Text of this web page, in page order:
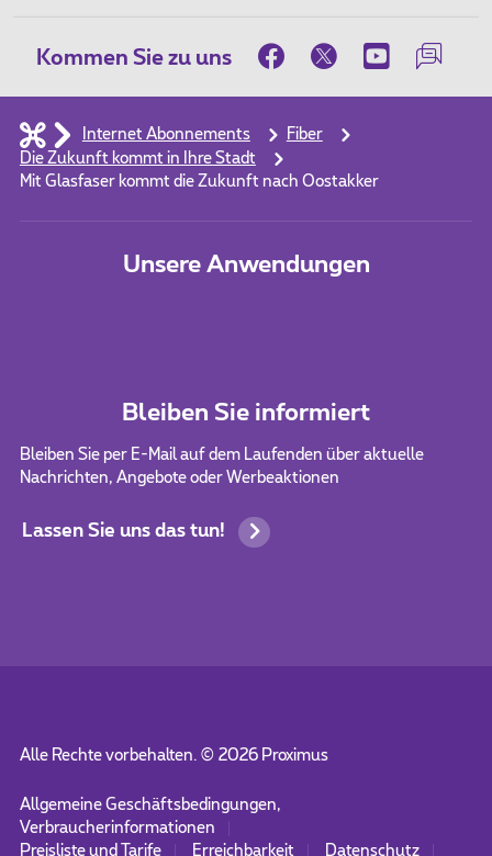
Kommen Sie zu uns
Internet Abonnements
Fiber
Die Zukunft kommt in Ihre Stadt
Mit Glasfaser kommt die Zukunft nach Oostakker
Unsere Anwendungen
Bleiben Sie informiert
Bleiben Sie per E-Mail auf dem Laufenden über aktuelle
Nachrichten, Angebote oder Werbeaktionen
Lassen Sie uns das tun!
Alle Rechte vorbehalten. © 2026Proximus
Allgemeine Geschäftsbedingungen,
Verbraucherinformationen
Preisliste und Tarife
Erreichbarkeit Datenschutz